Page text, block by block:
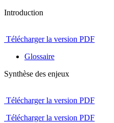
Introduction
Télécharger la version PDF
Glossaire
Synthèse des enjeux
Télécharger la version PDF
Télécharger la version PDF